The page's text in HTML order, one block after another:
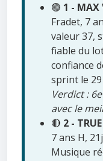
🟢 1 - MAX
Fradet, 7
valeur 37,
fiable du
confiance
sprint le
Verdict :
avec le
🔴 2 -
7 ans H,
Musique